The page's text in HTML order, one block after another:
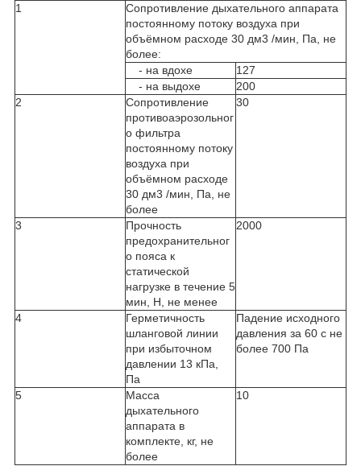
1
Сопротивление дыхательного аппарата
постоянному потоку воздуха при
объёмном расходе 30 дм3 /мин, Па, не
более:
- на вдохе
127
- на выдохе
200
2
Сопротивление
противоаэрозольног
о фильтра
постоянному потоку
воздуха при
объёмном расходе
30 дм3 /мин, Па, не
более
30
3
Прочность
предохранительног
о пояса к
статической
нагрузке в течение 5
мин, Н, не менее
2000
4
Герметичность
шланговой линии
при избыточном
давлении 13 кПа,
Па
Падение исходного
давления за 60 с не
более 700 Па
5
Масса
дыхательного
аппарата в
комплекте, кг, не
более
10